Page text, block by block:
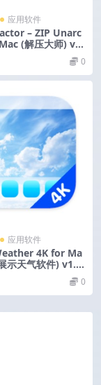
应用软件
– ZIP Unarc
(解压大师) v9.
0
应用软件
4K for Ma
示天气软件) v1.2.
0